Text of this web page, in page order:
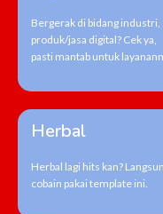
Bergerak di bidang industri,
produk/jasa digital? Cek ya,
pasti mantab untuk
Herbal
Herbal lagi hits kan?
cobain pakai template ini.